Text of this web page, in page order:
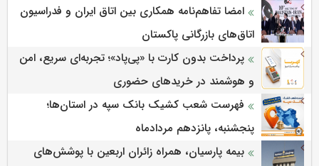
امضا تفاهم‌نامه همکاری بین اتاق ایران و فدراسیون
اتاق‌های بازرگانی پاکستان
پرداخت بدون کارت با «پی‌پاد»؛ تجربه‌ای سریع، امن
و هوشمند در خریدهای حضوری
فهرست شعب کشیک بانک سپه در استان‌ها؛
پنجشنبه، پانزدهم مردادماه
بیمه پارسیان، همراه زائران اربعین با پوشش‌های